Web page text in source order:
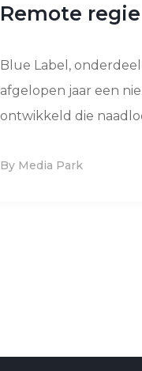
Remote regie
Blue Label,
afgelopen jaar een
ontwikkeld die
By Media Park